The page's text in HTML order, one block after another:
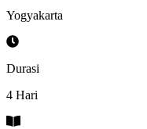
Yogyakarta
Durasi
4 Hari